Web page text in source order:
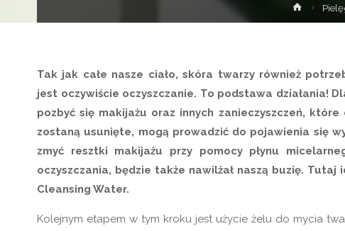
Strona
główna
Tak jak całe nasze ciało, skóra twarzy również
jest oczywiście oczyszczanie. To podstawa działania!
pozbyć się makijażu oraz innych zanieczyszczeń,
zostaną usunięte, mogą prowadzić do pojawienia się
zmyć resztki makijażu przy pomocy płynu
oczyszczania, będzie także nawilżał naszą buzię.
Cleansing Water.
Kolejnym etapem w tym kroku jest użycie żelu do mycia